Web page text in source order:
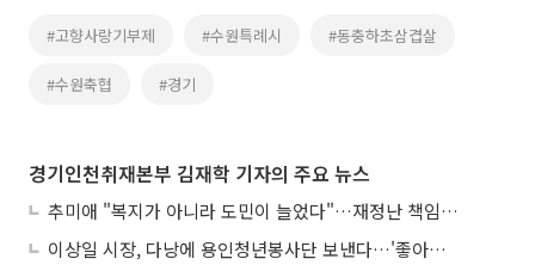
#고향사랑기부제 #수원특례시 #동충하초삼겹살
#수원축협 #경기
경기인천취재본부 김재학 기자의 주요 뉴스
추미애 "복지가 아니라 도민이 늘었다"…재정난 책임론 정면돌파
이상일 시장, 다낭에 용인청년봉사단 보낸다…'좋아용 거리' 만든다